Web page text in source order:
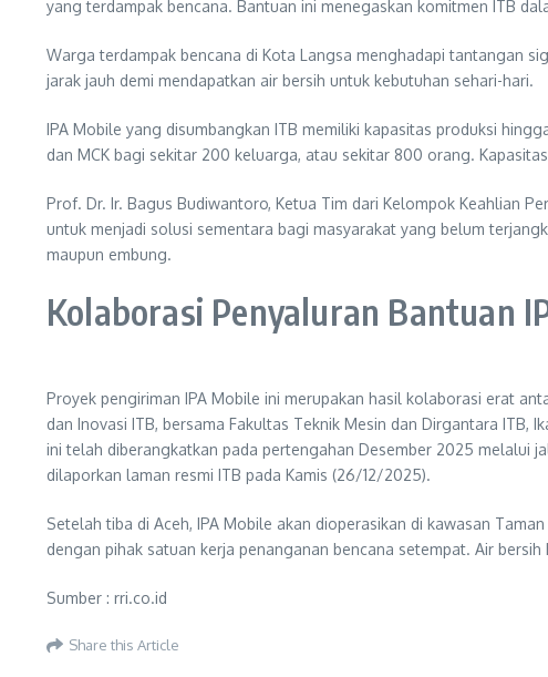
yang terdampak bencana. Bantuan ini menegaskan komitmen ITB
Warga terdampak bencana di Kota Langsa menghadapi tantangan
jarak jauh demi mendapatkan air bersih untuk kebutuhan sehari-hari.
IPA Mobile yang disumbangkan ITB memiliki kapasitas produksi
dan MCK bagi sekitar 200 keluarga, atau sekitar 800 orang.
Prof. Dr. Ir. Bagus Budiwantoro, Ketua Tim dari Kelompok Keahlian
untuk menjadi solusi sementara bagi masyarakat yang belum
maupun embung.
Kolaborasi Penyaluran Bantuan
Proyek pengiriman IPA Mobile ini merupakan hasil kolaborasi erat
dan Inovasi ITB, bersama Fakultas Teknik Mesin dan Dirgantara ITB,
ini telah diberangkatkan pada pertengahan Desember 2025 melalui
dilaporkan laman resmi ITB pada Kamis (26/12/2025).
Setelah tiba di Aceh, IPA Mobile akan dioperasikan di kawasan
dengan pihak satuan kerja penanganan bencana setempat. Air
Sumber : rri.co.id
Share this Article